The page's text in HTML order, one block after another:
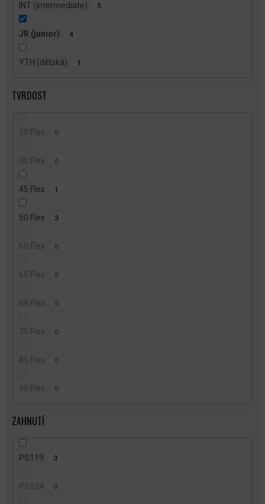
INT (intermediate) 5
JR (junior) 4
YTH (dětská) 1
TVRDOST
20 Flex 0
30 Flex 0
45 Flex 1
50 Flex 3
60 Flex 0
65 Flex 0
68 Flex 0
75 Flex 0
85 Flex 0
95 Flex 0
ZAHNUTÍ
PS119 3
PS124 0